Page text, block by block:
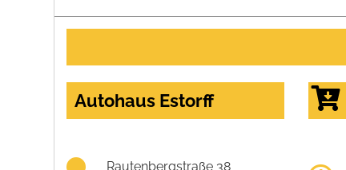
Autohaus Estorff
Rautenbergstraße 38